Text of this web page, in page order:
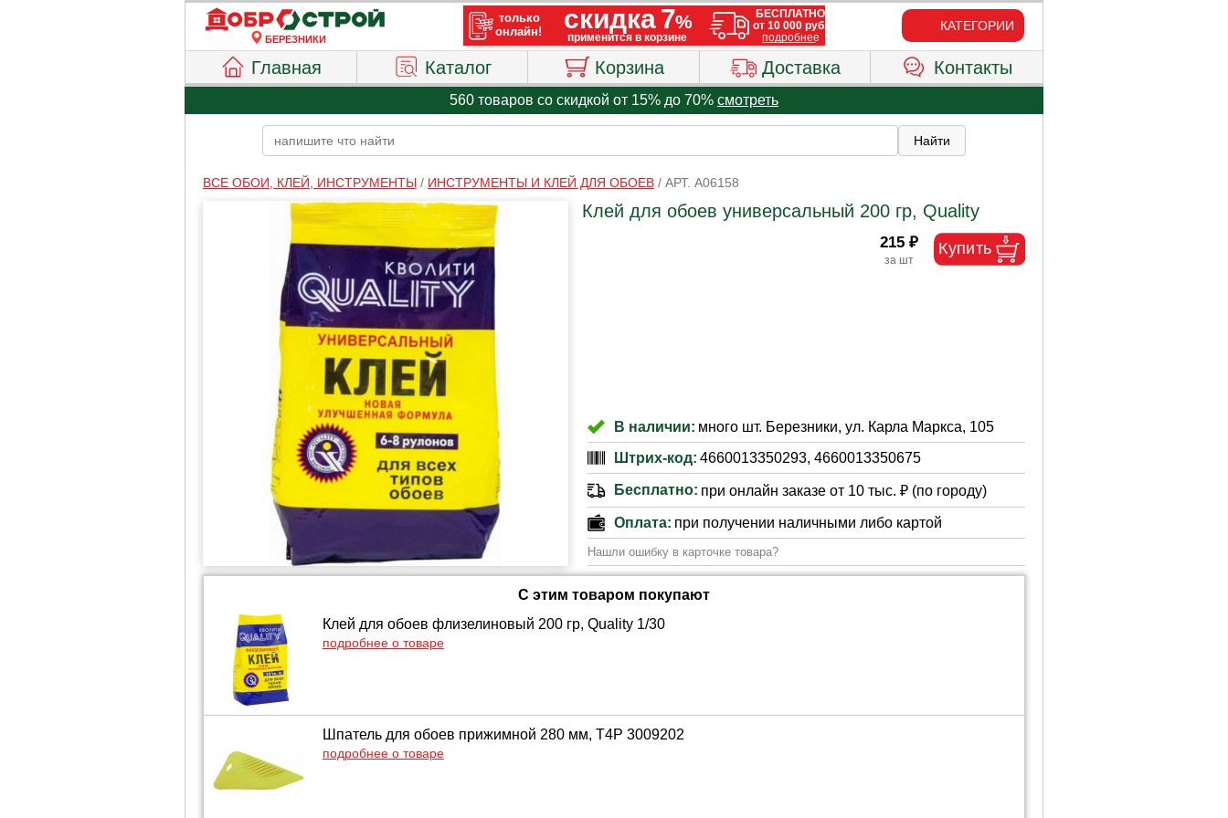
БЕРЕЗНИКИ
КАТЕГОРИИ
Главная Каталог Корзина Доставка Контакты
560 товаров со скидкой от 15% до 70% смотреть
ВСЕ ОБОИ, КЛЕЙ, ИНСТРУМЕНТЫ/ ИНСТРУМЕНТЫ И КЛЕЙ ДЛЯ ОБОЕВ/ АРТ. A06158
Клей для обоев универсальный 200 гр, Quality
215 ₽
В наличии: много шт. Березники, ул. Карла Маркса, 105
Штрих-код: 4660013350293, 4660013350675
Бесплатно: при онлайн заказе от 10 тыс. ₽ (по городу)
Оплата: при получении наличными либо картой
Нашли ошибку в карточке товара?
С этим товаром покупают
Клей для обоев флизелиновый 200 гр, Quality 1/30
подробнее о товаре
Шпатель для обоев прижимной 280 мм, T4P 3009202
подробнее о товаре